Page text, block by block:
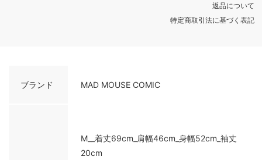
返品について
特定商取引法に基づく表記
ブランド MAD MOUSE COMIC
M__着丈69cm_肩幅46cm_身幅52cm_袖丈
20cm